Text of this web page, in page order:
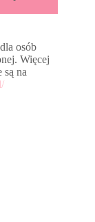
osób
Więcej
są na